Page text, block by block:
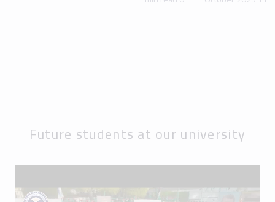
Future students at our university